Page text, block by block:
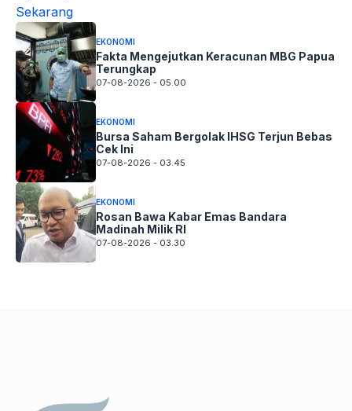
EKONOMI
Fakta Mengejutkan Keracunan MBG Papua
Terungkap
07-08-2026 - 05.00
EKONOMI
Bursa Saham Bergolak IHSG Terjun Bebas
Cek Ini
07-08-2026 - 03.45
EKONOMI
Rosan Bawa Kabar Emas Bandara
Madinah Milik RI
07-08-2026 - 03.30